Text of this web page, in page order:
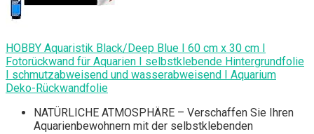
HOBBY Aquaristik Black/Deep Blue I 60 cm x 30 cm I
Fotorückwand für Aquarien I selbstklebende Hintergrundfolie
I schmutzabweisend und wasserabweisend I Aquarium
Deko-Rückwandfolie
NATÜRLICHE ATMOSPHÄRE – Verschaffen Sie Ihren
Aquarienbewohnern mit der selbstklebenden